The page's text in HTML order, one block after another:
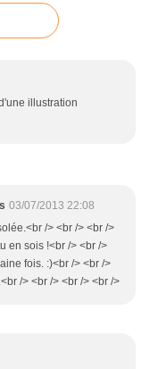
illustration
03/07/2013 22:08
/> <br /> <br />
en sois !<br /> <br />
fois. :)<br /> <br />
/> <br /> <br /> <br />